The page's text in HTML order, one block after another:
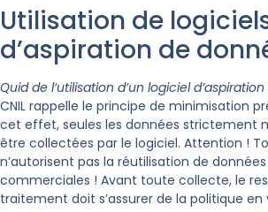
Utilisation de
d’aspiration de
Quid de l’utilisation d’un logiciel
CNIL rappelle le principe de minimisation
cet effet, seules les données strictement
être collectées par le logiciel. Attention !
n’autorisent pas la réutilisation de
commerciales ! Avant toute collecte, le
traitement doit s’assurer de la politique en